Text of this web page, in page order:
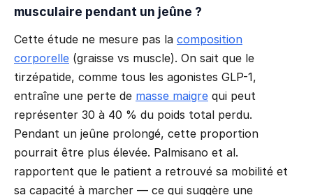
musculaire pendant un jeûne ?
Cette étude ne mesure pas la composition
corporelle (graisse vs muscle). On sait que le
tirzépatide, comme tous les agonistes GLP-1,
entraîne une perte de masse maigre qui peut
représenter 30 à 40 % du poids total perdu.
Pendant un jeûne prolongé, cette proportion
pourrait être plus élevée. Palmisano et al.
rapportent que le patient a retrouvé sa mobilité et
sa capacité à marcher — ce qui suggère une